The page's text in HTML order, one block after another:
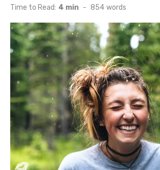
on
Time to Read: 4 min - 854 words